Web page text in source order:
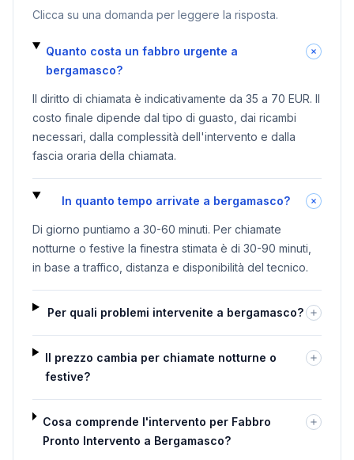
Clicca su una domanda per leggere la risposta.
Quanto costa un fabbro urgente a
bergamasco?
Il diritto di chiamata è indicativamente da 35 a 70 EUR. Il
costo finale dipende dal tipo di guasto, dai ricambi
necessari, dalla complessità dell'intervento e dalla
fascia oraria della chiamata.
In quanto tempo arrivate a bergamasco?
Di giorno puntiamo a 30-60 minuti. Per chiamate
notturne o festive la finestra stimata è di 30-90 minuti,
in base a traffico, distanza e disponibilità del tecnico.
Per quali problemi intervenite a bergamasco?
Il prezzo cambia per chiamate notturne o
festive?
Cosa comprende l'intervento per Fabbro
Pronto Intervento a Bergamasco?